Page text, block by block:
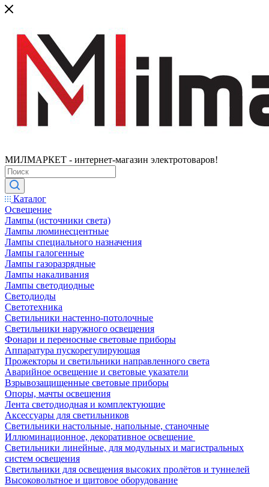
МИЛМАРКЕТ - интернет-магазин электротоваров!
Каталог
Освещение
Лампы (источники света)
Лампы люминесцентные
Лампы специального назначения
Лампы галогенные
Лампы газоразрядные
Лампы накаливания
Лампы светодиодные
Светодиоды
Светотехника
Светильники настенно-потолочные
Светильники наружного освещения
Фонари и переносные световые приборы
Аппаратура пускорегулирующая
Прожекторы и светильники направленного света
Аварийное освещение и световые указатели
Взрывозащищенные световые приборы
Опоры, мачты освещения
Лента светодиодная и комплектующие
Аксессуары для светильников
Светильники настольные, напольные, станочные
Иллюминационное, декоративное освещение
Светильники линейные, для модульных и магистральных
систем освещения
Светильники для освещения высоких пролётов и туннелей
Высоковольтное и щитовое оборудование